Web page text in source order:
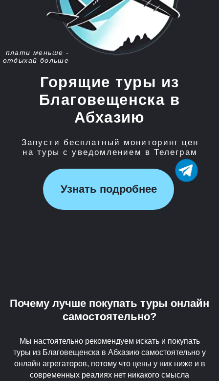
Горящие туры из
Благовещенска в
Абхазию
Запусти бесплатный мониторинг цен
на туры с уведомлением в Телеграм
Узнать подробнее
Почему лучше покупать туры онлайн
самостоятельно?
Мы настоятельно рекомендуем искать и покупать
туры из Благовещенска в Абхазию самостоятельно у
онлайн агрегаторов, потому что цены у них ниже и в
современных реалиях нет никакого смысла